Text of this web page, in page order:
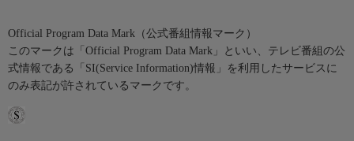
Official Program Data Mark（公式番組情報マーク）
このマークは「Official Program Data Mark」といい、テレビ番組の公
式情報である「SI(Service Information)情報」を利用したサービスに
のみ表記が許されているマークです。